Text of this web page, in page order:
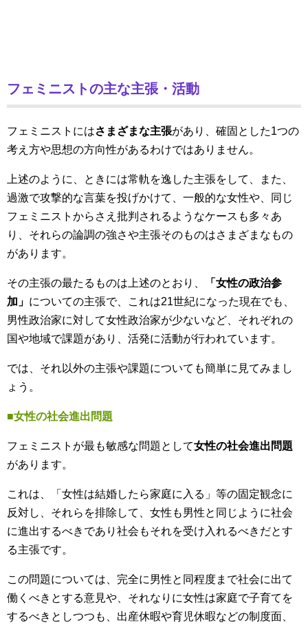
フェミニストの主な主張・活動
フェミニストにはさまざまな主張があり、確固とした1つの
考え方や思想の方向性があるわけではありません。
上述のように、ときには常軌を逸した主張をして、また、
過激で攻撃的な言葉を投げかけて、一般的な女性や、同じ
フェミニストからさえ批判されるようなケースも多々あ
り、それらの論調の強さや主張そのものはさまざまなもの
があります。
その主張の最たるものは上述のとおり、
「女性の政治参
加」 についての主張で、これは21世紀になった現在でも、
男性政治家に対して女性政治家が少ないなど、それぞれの
国や地域で課題があり、活発に活動が行われています。
では、それ以外の主張や課題についても簡単に見てみまし
ょう。
■女性の社会進出問題
フェミニストが最も敏感な問題として女性の社会進出問題
があります。
これは、「女性は結婚したら家庭に入る」等の固定観念に
反対し、それらを排除して、女性も男性と同じように社会
に進出するべきであり社会もそれを受け入れるべきだとす
る主張です。
この問題については、完全に男性と同程度まで社会に出て
働くべきとする意見や、それなりに女性は家庭で子育てを
するべきとしつつも、出産休暇や育児休暇などの制度面、